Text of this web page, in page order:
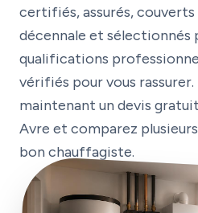
certifiés, assurés, couverts
décennale et sélectionnés
qualifications
vérifiés pour vous rassurer.
maintenant un devis
Avre et comparez
bon chauffagiste.